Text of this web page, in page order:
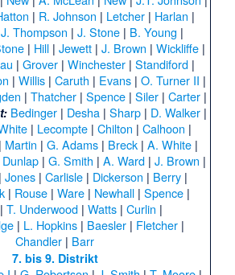
| R. Johnson | Letcher | Harlan |
J. Thompson | J. Stone| B. Young |
| Hill| Jewett| J. Brown | Wickliffe|
| Grover | Winchester | Standiford |
| Willis| Caruth | Evans| O. Turner II |
| Thatcher| Spence| Siler| Carter|
Bedinger| Desha| Sharp| D. Walker|
| Lecompte | Chilton | Calhoon |
| Martin | G. Adams | Breck | A. White |
Dunlap | G. Smith | A. Ward | J. Brown |
Jones| Carlisle| Dickerson | Berry|
| Rouse| Ware| Newhall| Spence|
| T. Underwood | Watts | Curlin |
| L. Hopkins| Baesler| Fletcher|
Chandler | Barr
7. bis 9. Distrikt